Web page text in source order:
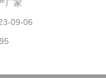
、EMS、物流
厂家
09-06